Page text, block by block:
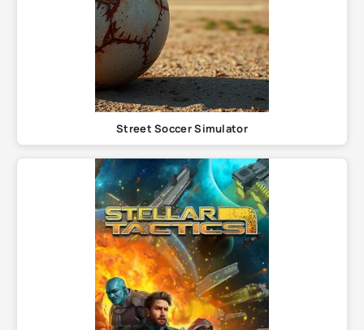
Street Soccer Simulator